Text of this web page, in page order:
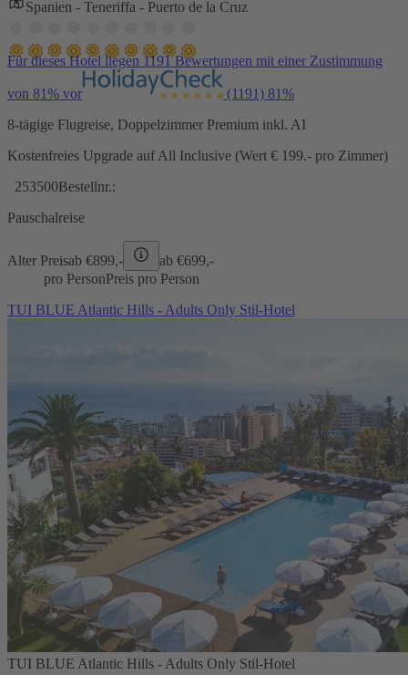
Spanien - Teneriffa - Puerto de la Cruz
Für dieses Hotel liegen 1191 Bewertungen mit einer Zustimmung
von 81% vor (1191) 81%
8-tägige Flugreise, Doppelzimmer Premium inkl. AI
Kostenfreies Upgrade auf All Inclusive (Wert € 199.- pro Zimmer)
253500Bestellnr.:
Pauschalreise
Alter Preisab €899,- ab €699,-
pro PersonPreis pro Person
TUI BLUE Atlantic Hills - Adults Only Stil-Hotel
TUI BLUE Atlantic Hills - Adults Only Stil-Hotel